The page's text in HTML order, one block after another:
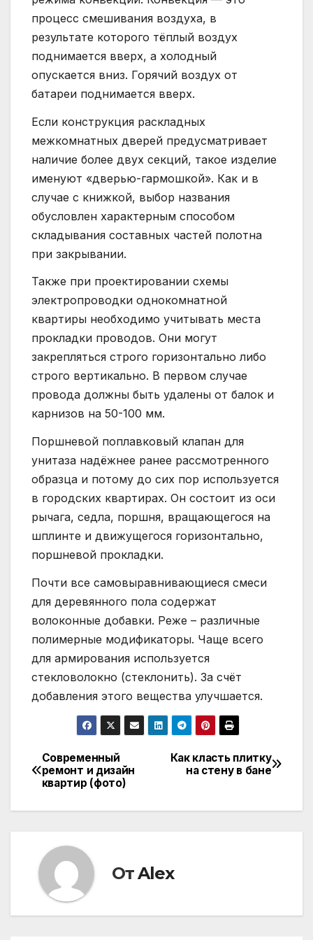
процесс смешивания воздуха, в
результате которого тёплый воздух
поднимается вверх, а холодный
опускается вниз. Горячий воздух от
батареи поднимается вверх.
Если конструкция раскладных
межкомнатных дверей предусматривает
наличие более двух секций, такое изделие
именуют «дверью-гармошкой». Как и в
случае с книжкой, выбор названия
обусловлен характерным способом
складывания составных частей полотна
при закрывании.
Также при проектировании схемы
электропроводки однокомнатной
квартиры необходимо учитывать места
прокладки проводов. Они могут
закрепляться строго горизонтально либо
строго вертикально. В первом случае
провода должны быть удалены от балок и
карнизов на 50-100 мм.
Поршневой поплавковый клапан для
унитаза надёжнее ранее рассмотренного
образца и потому до сих пор используется
в городских квартирах. Он состоит из оси
рычага, седла, поршня, вращающегося на
шплинте и движущегося горизонтально,
поршневой прокладки.
Почти все самовыравнивающиеся смеси
для деревянного пола содержат
волоконные добавки. Реже – различные
полимерные модификаторы. Чаще всего
для армирования используется
стекловолокно (стеклонить). За счёт
добавления этого вещества улучшается.
Навигация
по
Как класть плитку
на стену в бане
Современный
ремонт и дизайн
квартир (фото)
ОтAlex